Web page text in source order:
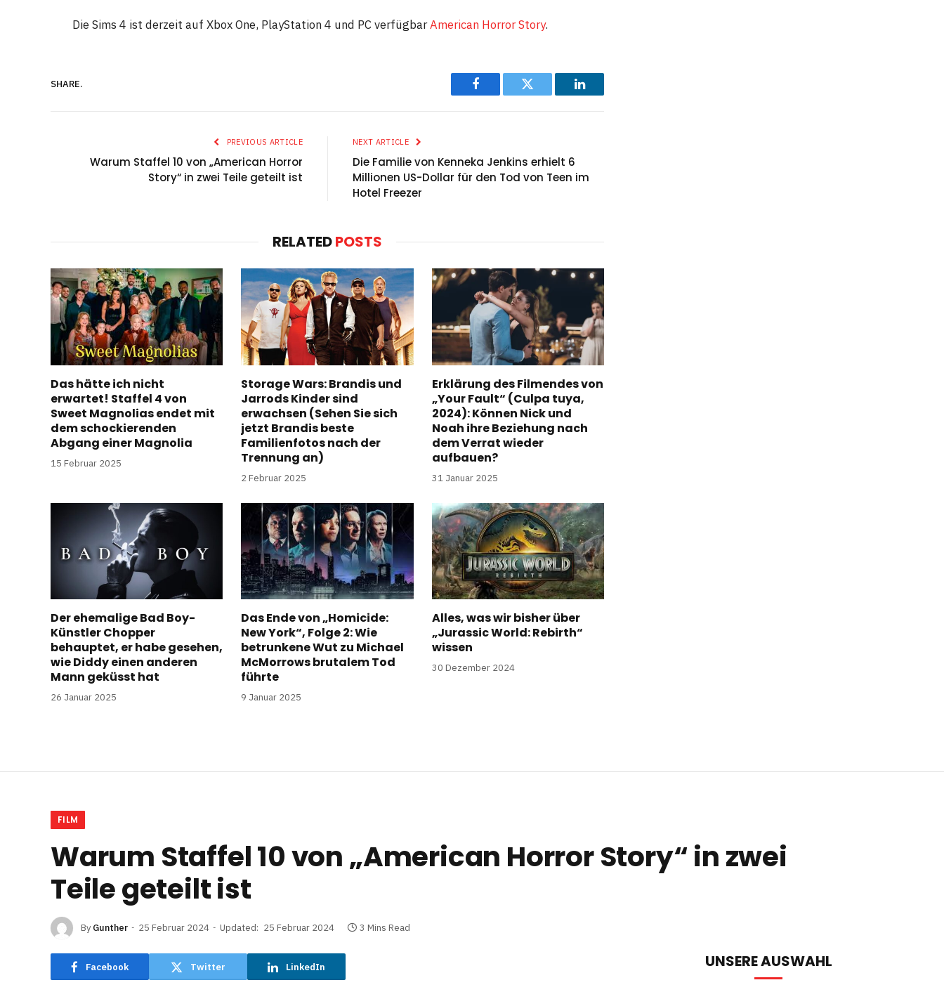
Die Sims 4 ist derzeit auf Xbox One, PlayStation 4 und PC verfügbarAmerican Horror Story.
SHARE.
Facebook Twitter LinkedIn
PREVIOUS ARTICLE
Warum Staffel 10 von „American Horror
Story“ in zwei Teile geteilt ist
NEXT ARTICLE
Die Familie von Kenneka Jenkins erhielt 6
Millionen US-Dollar für den Tod von Teen im
Hotel Freezer
RELATEDPOSTS
Das hätte ich nicht
erwartet! Staffel 4 von
Sweet Magnolias endet mit
dem schockierenden
Abgang einer Magnolia
15 Februar 2025
Storage Wars: Brandis und
Jarrods Kinder sind
erwachsen (Sehen Sie sich
jetzt Brandis beste
Familienfotos nach der
Trennung an)
2 Februar 2025
Erklärung des Filmendes von
„Your Fault“ (Culpa tuya,
2024): Können Nick und
Noah ihre Beziehung nach
dem Verrat wieder
aufbauen?
31 Januar 2025
Der ehemalige Bad Boy-
Künstler Chopper
behauptet, er habe gesehen,
wie Diddy einen anderen
Mann geküsst hat
26 Januar 2025
Das Ende von „Homicide:
New York“, Folge 2: Wie
betrunkene Wut zu Michael
McMorrows brutalem Tod
führte
9 Januar 2025
Alles, was wir bisher über
„Jurassic World: Rebirth“
wissen
30 Dezember 2024
FILM
Warum Staffel 10 von „American Horror Story“ in zwei
Teile geteilt ist
By Gunther 25 Februar 2024 Updated: 25 Februar 2024 3 Mins Read
Facebook Twitter LinkedIn UNSERE AUSWAHL